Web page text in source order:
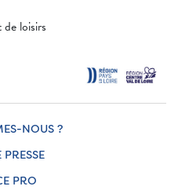
loisirs
NOUS ?
PRESSE
PRO